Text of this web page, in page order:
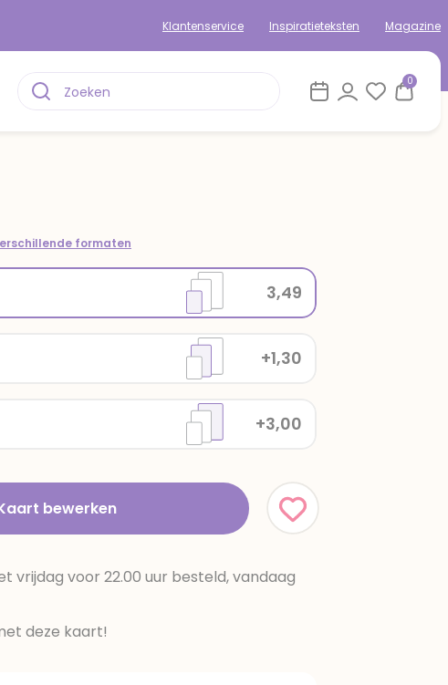
Klantenservice Inspiratieteksten Magazine
0
formaten
+3,00
+1,30
3,49
bewerken
vrijdag voor 22.00 uur besteld, vandaag
deze kaart!